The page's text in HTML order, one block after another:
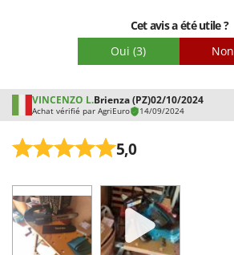
Cet avis a été utile ?
Oui (3) Non
VINCENZO L.Brienza (PZ)02/10/2024
Achat vérifié par AgriEuro 14/09/2024
5,0
Prestations
Facilité d'utilisation
Qualité / Prix